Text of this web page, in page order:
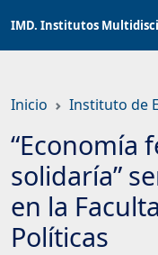
contenido
IMD. Institutos
Inicio Instituto de
“Economía
solidaría”
en la
Políticas